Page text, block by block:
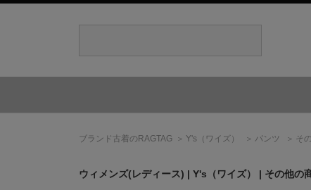
ブランド古着のRAGTAG Y's （ワイズ） パンツ そ
ウィメンズ(レディース) | Y's （ワイズ） | その他の